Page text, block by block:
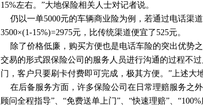
15%左右。”大地保险相关人士对记者说。
仍以一单5000元的车辆商业险为例，若通过电话渠
3500×(1-15%)=2975元，比传统渠道便宜了525元。
除了价格低廉，购买方便也是电话车险的突出优势
交易的形式跟保险公司的服务人员进行沟通的过程不
门，客户只要刷卡付费即可完成，极其方便。”上述大
在后备服务方面，许多保险公司在日常理赔服务之
顾问全程指导”、“免费送单上门”、“快速理赔”、